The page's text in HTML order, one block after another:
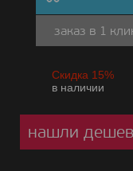
заказ в 1
Скидка 15%
в наличии
нашли